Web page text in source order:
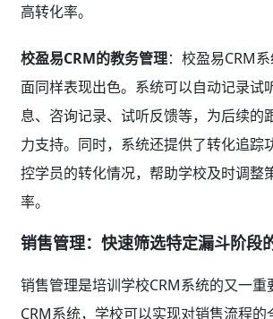
高转化率。
校盈易CRM的教务管理：校盈易CRM
面同样表现出色。系统可以自动记录试
息、咨询记录、试听反馈等，为后续的
力支持。同时，系统还提供了转化追踪
控学员的转化情况，帮助学校及时调整
率。
销售管理：快速筛选特定漏斗阶段
销售管理是培训学校CRM系统的又一重
CRM系统，学校可以实现对销售流程